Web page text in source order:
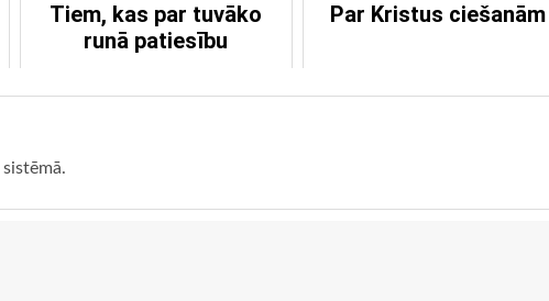
Tiem, kas par tuvāko
runā patiesību
Par Kristus ciešanām
sistēmā.